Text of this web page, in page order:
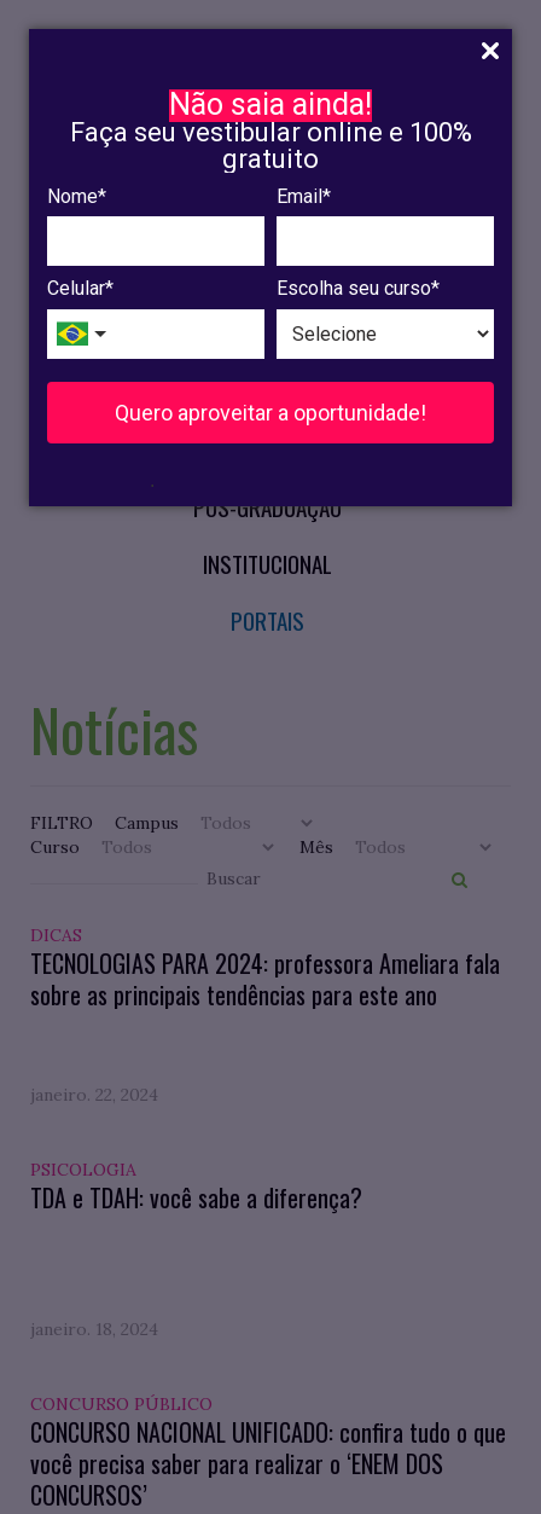
Não saia ainda!
Faça seu vestibular online e 100%
gratuito
Nome* Email*
Celular* Escolha seu curso*
Quero aproveitar a oportunidade!
.
INSCRIÇÃO
OLINDA
RECIFE
VESTIBULAR
CURSOS PRESENCIAIS
PÓS-GRADUAÇÃO
INSTITUCIONAL
PORTAIS
Notícias
FILTRO
Campus
Curso
Mês
DICAS
TECNOLOGIAS PARA 2024: professora Ameliara fala
sobre as principais tendências para este ano
janeiro. 22, 2024
PSICOLOGIA
TDA e TDAH: você sabe a diferença?
janeiro. 18, 2024
CONCURSO PÚBLICO
CONCURSO NACIONAL UNIFICADO: confira tudo o que
você precisa saber para realizar o ‘ENEM DOS
CONCURSOS’